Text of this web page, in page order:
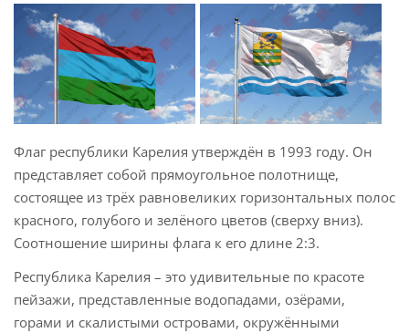
Флаг республики Карелия утверждён в 1993 году. Он
представляет собой прямоугольное полотнище,
состоящее из трёх равновеликих горизонтальных полос
красного, голубого и зелёного цветов (сверху вниз).
Соотношение ширины флага к его длине 2:3.
Республика Карелия – это удивительные по красоте
пейзажи, представленные водопадами, озёрами,
горами и скалистыми островами, окружёнными